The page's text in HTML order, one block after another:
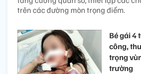
trên các đường mòn trọng điểm.
Bé gái 4
công,
trọng
trường